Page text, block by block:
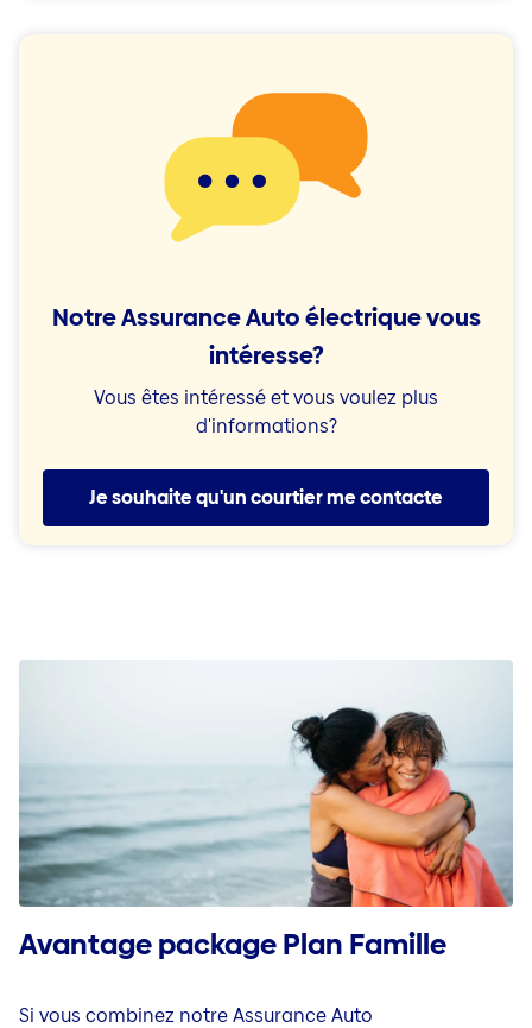
Notre Assurance Auto électrique vous
intéresse?
Vous êtes intéressé et vous voulez plus
d'informations?
Je souhaite qu'un courtier me contacte
Avantage package Plan Famille
Si vous combinez notreAssurance Auto